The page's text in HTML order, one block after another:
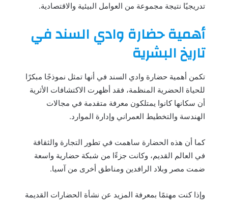
تدريجيًا نتيجة مجموعة من العوامل البيئية والاقتصادية.
أهمية حضارة وادي السند في
تاريخ البشرية
تكمن أهمية حضارة وادي السند في أنها تمثل نموذجًا مبكرًا
للحياة الحضرية المنظمة، فقد أظهرت الاكتشافات الأثرية
أن سكانها كانوا يمتلكون معرفة متقدمة في مجالات
الهندسة والتخطيط العمراني وإدارة الموارد.
كما أن هذه الحضارة ساهمت في تطور التجارة والثقافة
في العالم القديم، وكانت جزءًا من شبكة حضارية واسعة
ضمت مصر وبلاد الرافدين ومناطق أخرى من آسيا.
وإذا كنت مهتمًا بمعرفة المزيد عن نشأة الحضارات القديمة